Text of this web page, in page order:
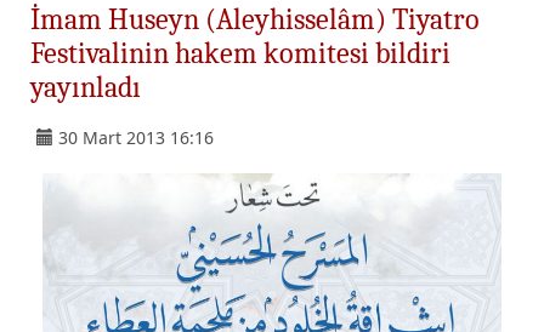
İmam Huseyn (Aleyhisselâm) Tiyatro
Festivalinin hakem komitesi bildiri
yayınladı
30 Mart 2013 16:16